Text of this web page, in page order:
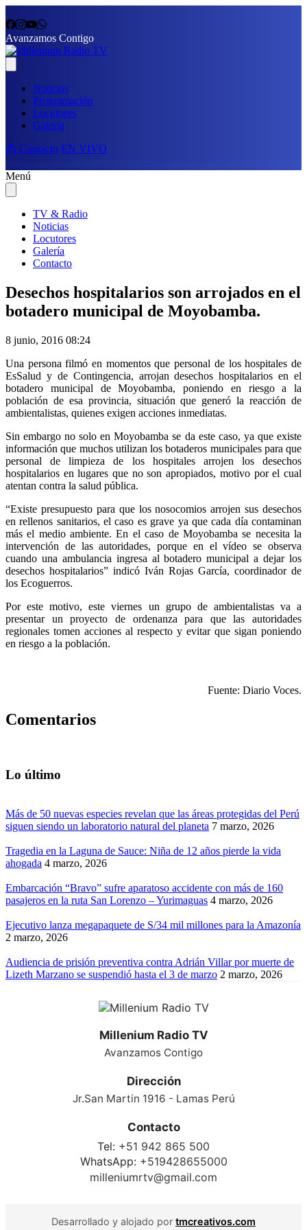
Avanzamos Contigo
Noticias
Programación
Locutores
Galería
📩 Contacto EN VIVO
Menú
TV & Radio
Noticias
Locutores
Galería
Contacto
Desechos hospitalarios son arrojados en el
botadero municipal de Moyobamba.
8 junio, 2016 08:24
Una persona filmó en momentos que personal de los hospitales de
EsSalud y de Contingencia, arrojan desechos hospitalarios en el
botadero municipal de Moyobamba, poniendo en riesgo a la
población de esa provincia, situación que generó la reacción de
ambientalistas, quienes exigen acciones inmediatas.
Sin embargo no solo en Moyobamba se da este caso, ya que existe
información que muchos utilizan los botaderos municipales para que
personal de limpieza de los hospitales arrojen los desechos
hospitalarios en lugares que no son apropiados, motivo por el cual
atentan contra la salud pública.
“Existe presupuesto para que los nosocomios arrojen sus desechos
en rellenos sanitarios, el caso es grave ya que cada día contaminan
más el medio ambiente. En el caso de Moyobamba se necesita la
intervención de las autoridades, porque en el vídeo se observa
cuando una ambulancia ingresa al botadero municipal a dejar los
desechos hospitalarios” indicó Iván Rojas García, coordinador de
los Ecoguerros.
Por este motivo, este viernes un grupo de ambientalistas va a
presentar un proyecto de ordenanza para que las autoridades
regionales tomen acciones al respecto y evitar que sigan poniendo
en riesgo a la población.
Fuente: Diario Voces.
Comentarios
Lo último
Más de 50 nuevas especies revelan que las áreas protegidas del Perú
siguen siendo un laboratorio natural del planeta 7 marzo, 2026
Tragedia en la Laguna de Sauce: Niña de 12 años pierde la vida
ahogada 4 marzo, 2026
Embarcación “Bravo” sufre aparatoso accidente con más de 160
pasajeros en la ruta San Lorenzo – Yurimaguas 4 marzo, 2026
Ejecutivo lanza megapaquete de S/34 mil millones para la Amazonía
2 marzo, 2026
Audiencia de prisión preventiva contra Adrián Villar por muerte de
Lizeth Marzano se suspendió hasta el 3 de marzo 2 marzo, 2026
Millenium Radio TV
Avanzamos Contigo
Dirección
Jr.San Martin 1916 - Lamas Perú
Contacto
Tel: +51 942 865 500
WhatsApp: +519428655000
milleniumrtv@gmail.com
Desarrollado y alojado por tmcreativos.com